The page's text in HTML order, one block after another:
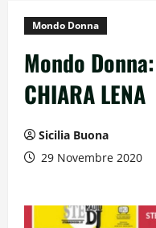
Mondo Donna
Mondo
CHIARA LENA
Sicilia Buona
29 Novembre 2020